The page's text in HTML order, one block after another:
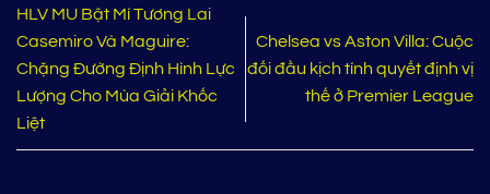
HLV MU Bật Mí Tương Lai
Casemiro Và Maguire:
Chặng Đường Định Hình Lực
Lượng Cho Mùa Giải Khốc
Liệt
Chelsea vs Aston Villa: Cuộc
đối đầu kịch tính quyết định vị
thế ở Premier League